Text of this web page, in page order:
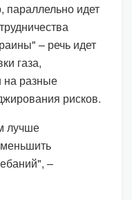
идет
– речь идет
газа,
на разные
рисков.
лучше
–